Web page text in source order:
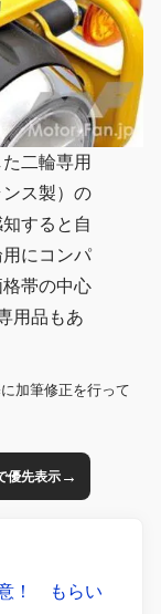
二輪専用
ス製）の
すると自
にコンパ
帯の中心
用品もあ
加筆修正を行って
優先表示→
意！ もらい